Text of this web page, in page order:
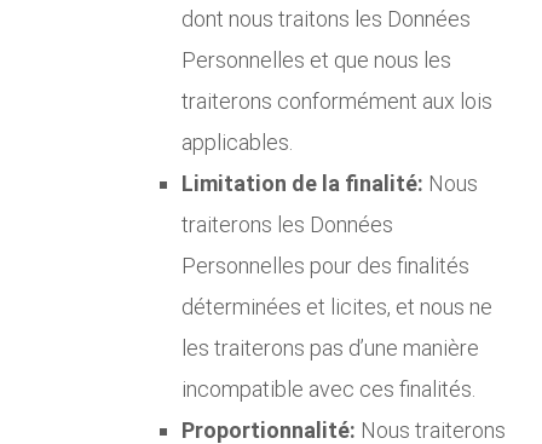
dont nous traitons les Données
Personnelles et que nous les
traiterons conformément aux lois
applicables.
Limitation de la finalité: Nous
traiterons les Données
Personnelles pour des finalités
déterminées et licites, et nous ne
les traiterons pas d’une manière
incompatible avec ces finalités.
Proportionnalité: Nous traiterons